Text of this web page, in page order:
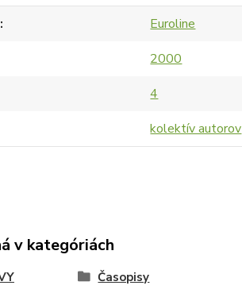
Euroline
2000
4
kolektív autorov
v kategóriách
Časopisy